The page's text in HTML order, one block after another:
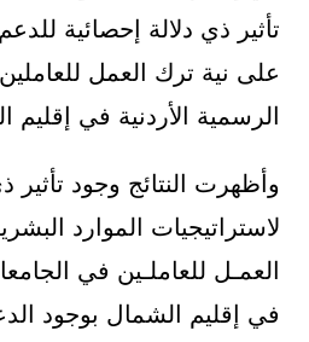
تأثير ذي دلالة إحصائية
على نية ترك العمل
الرسمية الأردنية في إقليم
وأظهرت النتائج وجود تأثير
لاستراتيجيات الموارد
العمـل للعاملـين في
في إقليم الشمال بوجود